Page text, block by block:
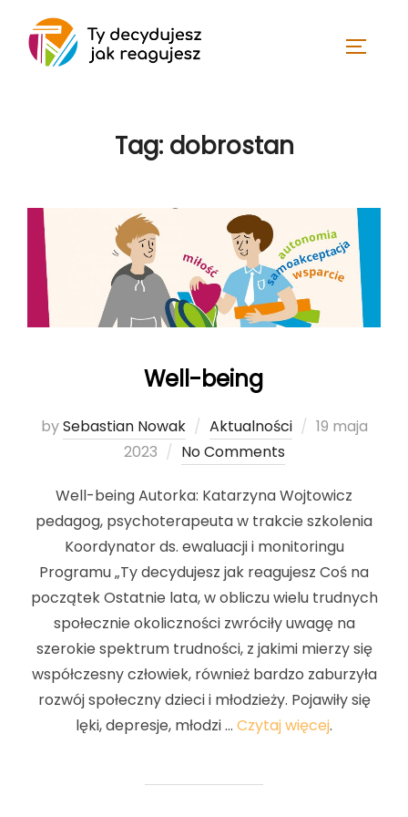
content
Tag: dobrostan
Well-being
bySebastian Nowak Aktualności
Posted
19 maja
2023
No Comments
Well-being Autorka: Katarzyna Wojtowicz
pedagog, psychoterapeuta w trakcie szkolenia
Koordynator ds. ewaluacji i monitoringu
Programu „Ty decydujesz jak reagujesz Coś na
początek Ostatnie lata, w obliczu wielu trudnych
społecznie okoliczności zwróciły uwagę na
szerokie spektrum trudności, z jakimi mierzy się
współczesny człowiek, również bardzo zaburzyła
rozwój społeczny dzieci i młodzieży. Pojawiły się
lęki, depresje, młodzi … Czytaj więcej.